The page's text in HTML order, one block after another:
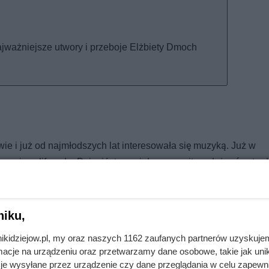
utwory i przeboje Elżbiety Dmoch
i już od najmłodszych lat interesowała się muzyką. Już w
szlifowała. Dzieciństwo miała pracowite, gdyż prócz
śpiewu.
w kabarecie. Jej kariera zaczęła się już w 1968 roku, kiedy
który utworzył jej przyszły mąż Janusz Kruk. Zespół istniał
my oraz naszych 1162 zaufanych partnerów
na urządzeniu oraz przetwarzamy dane osobowe, takie jak
wysyłane przez urządzenie czy dane przeglądania w celu